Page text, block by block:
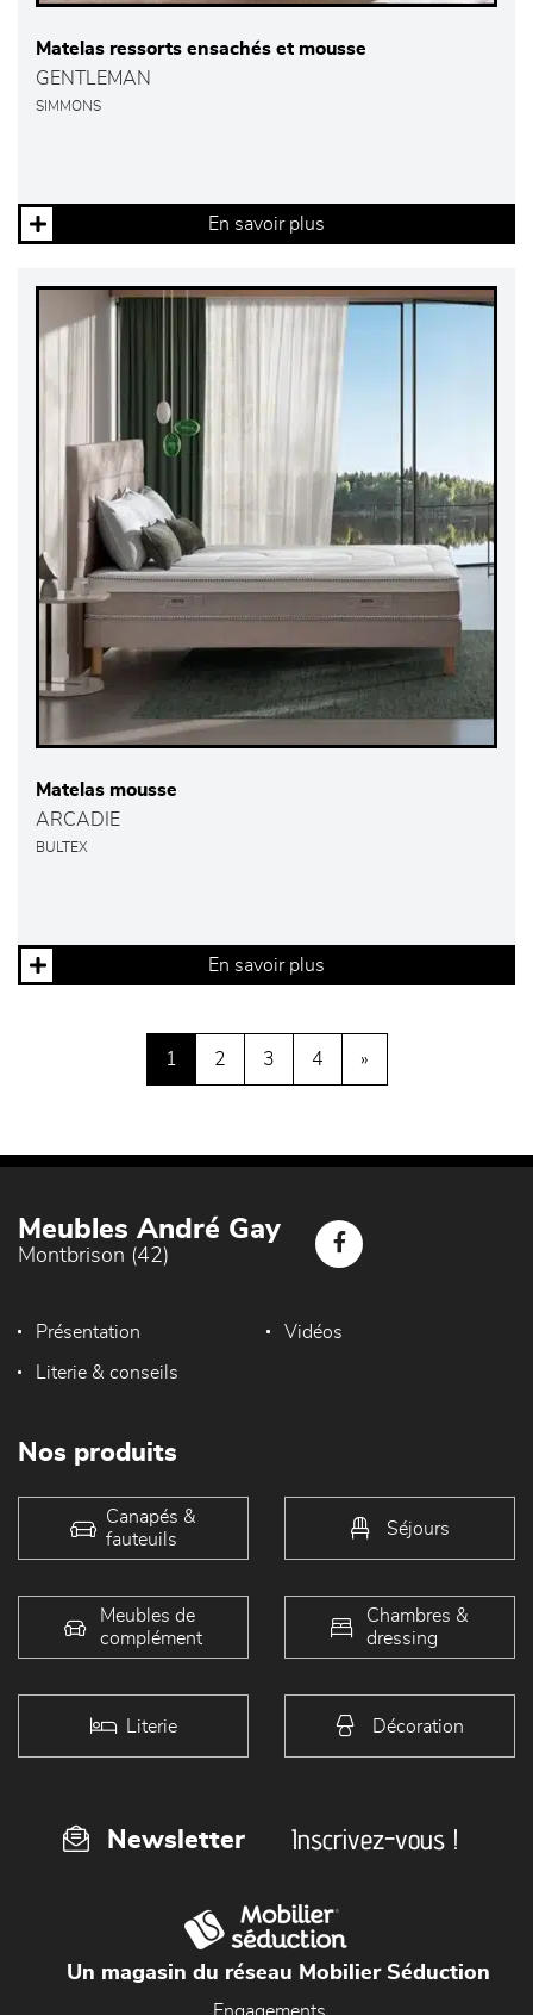
Matelas ressorts ensachés et mousse
GENTLEMAN
SIMMONS
En savoir plus
Matelas mousse
ARCADIE
BULTEX
En savoir plus
1 2 3 4 »
Meubles André Gay
Montbrison (42)
Présentation Vidéos
Literie & conseils
Nos produits
Canapés &
fauteuils
Séjours
Meubles de
complément
Chambres &
dressing
Literie Décoration
Newsletter Inscrivez-vous !
Un magasin du réseau Mobilier Séduction